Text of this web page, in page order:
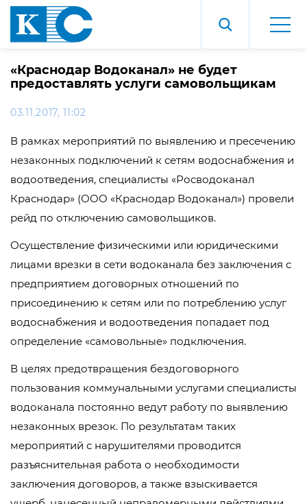
«Краснодар Водоканал» не будет
предоставлять услуги самовольщикам
03.11.2017, 11:02
В рамках мероприятий по выявлению и пресечению
незаконных подключений к сетям водоснабжения и
водоотведения, специалисты «Росводоканал
Краснодар» (ООО «Краснодар Водоканал») провели
рейд по отключению самовольщиков.
Осуществление физическими или юридическими
лицами врезки в сети водоканала без заключения с
предприятием договорных отношений по
присоединению к сетям или по потреблению услуг
водоснабжения и водоотведения попадает под
определение «самовольные» подключения.
В целях предотвращения бездоговорного
пользования коммунальными услугами специалисты
водоканала постоянно ведут работу по выявлению
незаконных врезок. По результатам таких
мероприятий с нарушителями проводится
разъяснительная работа о необходимости
заключения договоров, а также взыскивается